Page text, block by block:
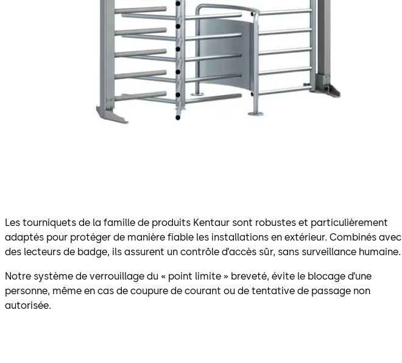
Les tourniquets de la famille de produits Kentaur sont robustes et particulièrement
adaptés pour protéger de manière fiable les installations en extérieur. Combinés avec
des lecteurs de badge, ils assurent un contrôle d’accès sûr, sans surveillance humaine.
Notre système de verrouillage du « point limite » breveté, évite le blocage d’une
personne, même en cas de coupure de courant ou de tentative de passage non
autorisée.